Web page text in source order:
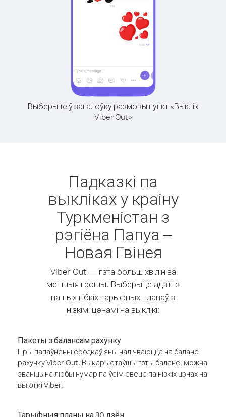
Выберыце ў загалоўку размовы пункт «Выклік
Viber Out»
Падказкі па
выкліках у краіну
Туркменістан з
рэгіёна Папуа –
Новая Гвінея
Viber Out — гэта больш хвілін за
меншыя грошы. Выберыце адзін з
нашых гібкіх тарыфных планаў з
нізкімі цэнамі на выклікі:
Пакеты з балансам рахунку
Пры папаўненні сродкаў яны налічваюцца на баланс
рахунку Viber Out. Выкарыстаўшы гэты баланс, можна
званіць на любы нумар па ўсім свеце па нізкіх цэнах на
выклікі Viber.
Тарыфныя планы на 30 дзён